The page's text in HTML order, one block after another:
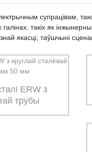
супрацівам,
такіх як
якасці, таўшчыні
ERW з
трубы